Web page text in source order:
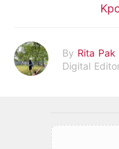
By Rita Pak
Digital